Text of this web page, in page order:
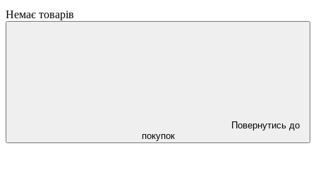
Немає товарів
Повернутись до
покупок